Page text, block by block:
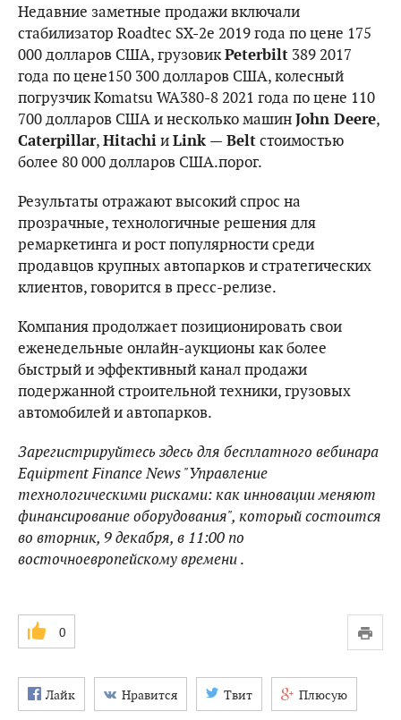
Недавние заметные продажи включали
стабилизатор Roadtec SX-2e 2019 года по цене 175
000 долларов США, грузовикPeterbilt 389 2017
года по цене150 300 долларов США, колесный
погрузчик Komatsu WA380-8 2021 года по цене 110
700 долларов США и несколько машинJohn Deere,
Caterpillar,HitachiиLink — Beltстоимостью
более 80 000 долларов США.порог.
Результаты отражают высокий спрос на
прозрачные, технологичные решения для
ремаркетинга и рост популярности среди
продавцов крупных автопарков и стратегических
клиентов, говорится в пресс-релизе.
Компания продолжает позиционировать свои
еженедельные онлайн-аукционы как более
быстрый и эффективный канал продажи
подержанной строительной техники, грузовых
автомобилей и автопарков.
Зарегистрируйтесь здесьдля бесплатного вебинара
Equipment Finance News "Управление
технологическими рисками: как инновации меняют
финансирование оборудования", который состоится
во вторник, 9 декабря, в 11:00 по
восточноевропейскому времени.
0
Лайк Нравится Твит Плюсую